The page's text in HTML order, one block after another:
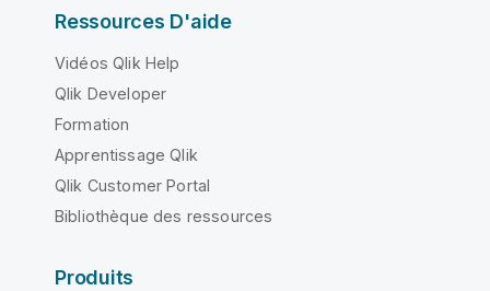
Ressources D'aide
Vidéos Qlik Help
Qlik Developer
Formation
Apprentissage Qlik
Qlik Customer Portal
Bibliothèque des ressources
Produits